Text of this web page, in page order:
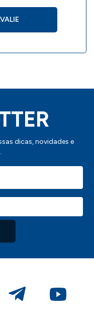
dicas, novidades e